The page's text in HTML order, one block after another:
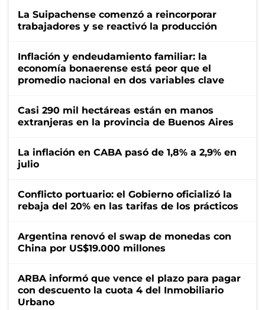
La Suipachense comenzó a reincorporar
trabajadores y se reactivó la producción
Inflación y endeudamiento familiar: la
economía bonaerense está peor que el
promedio nacional en dos variables clave
Casi 290 mil hectáreas están en manos
extranjeras en la provincia de Buenos Aires
La inflación en CABA pasó de 1,8% a 2,9% en
julio
Conflicto portuario: el Gobierno oficializó la
rebaja del 20% en las tarifas de los prácticos
Argentina renovó el swap de monedas con
China por US$19.000 millones
ARBA informó que vence el plazo para pagar
con descuento la cuota 4 del Inmobiliario
Urbano